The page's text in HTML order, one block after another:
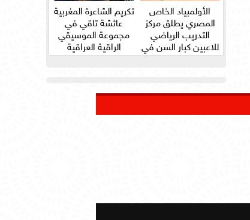
الأولمبياد الخاص
المصري يطلق مركز
التدريب الرياضي
للاعبين كبار السن في
ثلاث...
تكريم الشاعرة المغربية
عائشة تاقي في
مجموعة الموسيقي
الراقية العراقية